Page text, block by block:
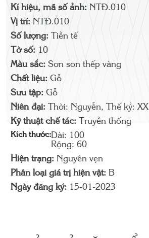
Kí hiệu, mã số ảnh:NTĐ.010
Vị trí:NTĐ.010
Số lượng: Tiền tế
Tờ số: 10
Màu sắc:Sơn son thếp vàng
Chất liệu:Gỗ
Sưu tập:Gỗ
Niên đại: Thời: Nguyễn, Thế kỷ: XX
Kỹ thuật chế tác: Truyền thống
Kích thước:Dài: 100
Rộng: 60
Hiện trạng:Nguyên vẹn
Phân loại giá trị hiện vật: B
Ngày đăng ký: 15-01-2023